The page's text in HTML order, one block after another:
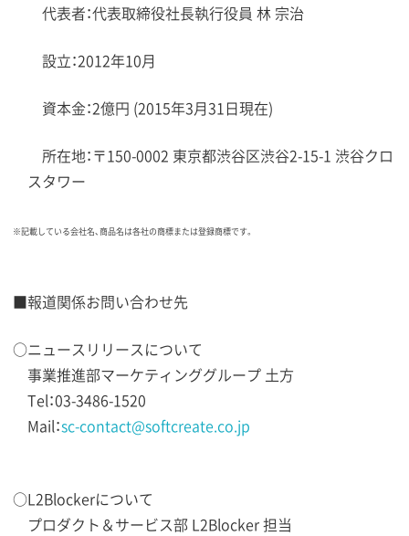
代表者：代表取締役社長執行役員 林 宗治
設立：2012年10月
資本金：2億円 (2015年3月31日現在)
所在地：〒150-0002 東京都渋谷区渋谷2-15-1 渋谷クロ
スタワー
※記載している会社名、商品名は各社の商標または登録商標です。
■報道関係お問い合わせ先
○ニュースリリースについて
事業推進部マーケティンググループ 土方
Tel：03-3486-1520
Mail：sc-contact@softcreate.co.jp
○L2Blockerについて
プロダクト＆サービス部 L2Blocker 担当